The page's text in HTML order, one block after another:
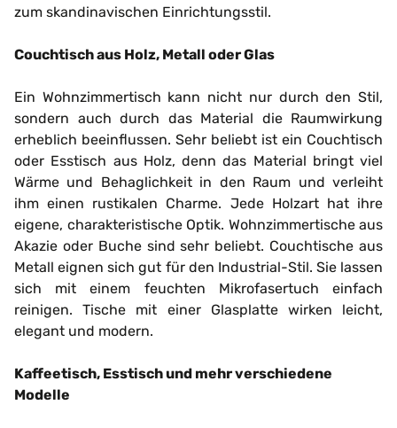
zum skandinavischen Einrichtungsstil.
Couchtisch aus Holz, Metall oder Glas
Ein Wohnzimmertisch kann nicht nur durch den Stil,
sondern auch durch das Material die Raumwirkung
erheblich beeinflussen. Sehr beliebt ist ein Couchtisch
oder Esstisch aus Holz, denn das Material bringt viel
Wärme und Behaglichkeit in den Raum und verleiht
ihm einen rustikalen Charme. Jede Holzart hat ihre
eigene, charakteristische Optik. Wohnzimmertische aus
Akazie oder Buche sind sehr beliebt. Couchtische aus
Metall eignen sich gut für den Industrial-Stil. Sie lassen
sich mit einem feuchten Mikrofasertuch einfach
reinigen. Tische mit einer Glasplatte wirken leicht,
elegant und modern.
Kaffeetisch, Esstisch und mehr verschiedene
Modelle